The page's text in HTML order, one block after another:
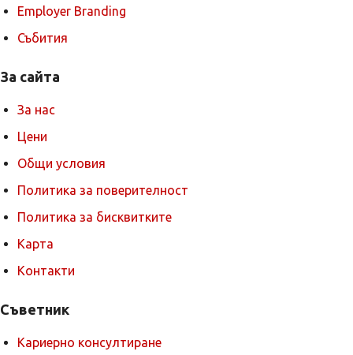
Employer Branding
Събития
За сайта
За нас
Цени
Общи условия
Политика за поверителност
Политика за бисквитките
Карта
Контакти
Съветник
Кариерно консултиране